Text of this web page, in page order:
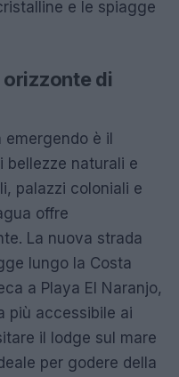
e le spiagge
di
emergendo è il
bellezze naturali e
palazzi coloniali e
offre
La nuova strada
lungo la Costa
a Playa El Naranjo,
più accessibile ai
il lodge sul mare
per godere della